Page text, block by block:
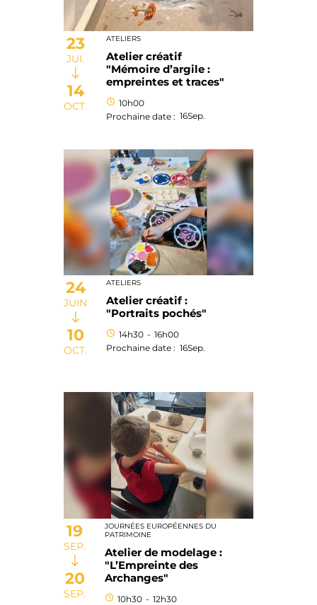
ATELIERS
Atelier créatif
"Mémoire d’argile :
empreintes et traces"
10h00
Prochaine date : 16Sep.
23
JUI.
14
OCT.
ATELIERS
Atelier créatif :
"Portraits pochés"
14h30 - 16h00
Prochaine date : 16Sep.
24
JUIN
10
OCT.
JOURNÉES EUROPÉENNES DU
PATRIMOINE
Atelier de modelage :
"L’Empreinte des
Archanges"
10h30 - 12h30
19
SEP.
20
SEP.